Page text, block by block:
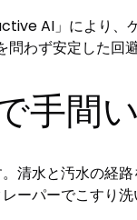
AI」により
ず安定した回
手間
清水と汚水の経
パーでこすり洗